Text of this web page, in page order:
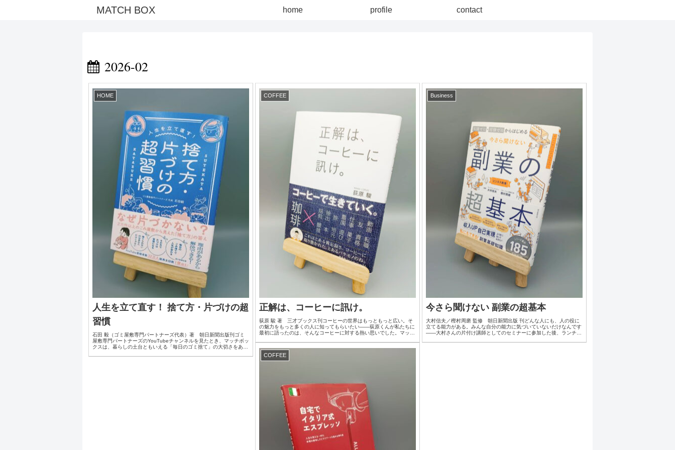
MATCH BOX home profile contact
2026-02
HOME
人生を立て直す！ 捨て方・片づけの超
習慣
石田 毅（ゴミ屋敷専門パートナーズ代表）著 朝日新聞出版刊ゴミ
屋敷専門パートナーズのYouTubeチャンネルを見たとき、マッチボッ
クスは、暮らしの土台ともいえる「毎日のゴミ捨て」の大切さをあら
COFFEE
正解は、コーヒーに訊け。
荻原 駿 著 三才ブックス刊コーヒーの世界はもっともっと広い。そ
の魅力をもっと多くの人に知ってもらいたい――荻原くんが私たちに
最初に語ったのは、そんなコーヒーに対する熱い思いでした。マッチ
Business
今さら聞けない 副業の超基本
大村信夫／樫村周磨 監修 朝日新聞出版 刊どんな人にも、人の役に
立てる能力がある。みんな自分の能力に気づいていないだけなんです
――大村さんの片付け講師としてのセミナーに参加した後、ランチを
COFFEE